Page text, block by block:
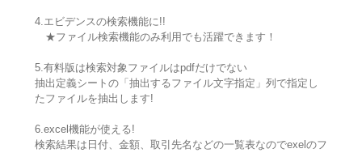
4.エビデンスの検索機能に!!
★ファイル検索機能のみ利用でも活躍できます！
5.有料版は検索対象ファイルはpdfだけでない
抽出定義シートの「抽出するファイル文字指定」列で指定し
たファイルを抽出します!
6.excel機能が使える!
検索結果は日付、金額、取引先名などの一覧表なのでexelのフ